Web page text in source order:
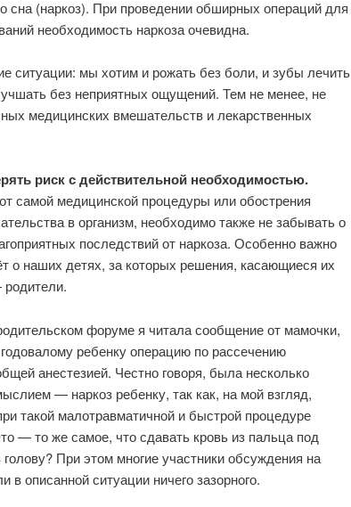
сна (наркоз). При проведении обширных операций для
необходимость наркоза очевидна.
ситуации: мы хотим и рожать без боли, и зубы лечить
без неприятных ощущений. Тем не менее, не
медицинских вмешательств и лекарственных
риск с действительной необходимостью.
самой медицинской процедуры или обострения
в организм, необходимо также не забывать о
последствий от наркоза. Особенно важно
о наших детях, за которых решения, касающиеся их
форуме я читала сообщение от мамочки,
ребенку операцию по рассечению
анестезией. Честно говоря, была несколько
— наркоз ребенку, так как, на мой взгляд,
такой малотравматичной и быстрой процедуре
— то же самое, что сдавать кровь из пальца под
При этом многие участники обсуждения на
описанной ситуации ничего зазорного.